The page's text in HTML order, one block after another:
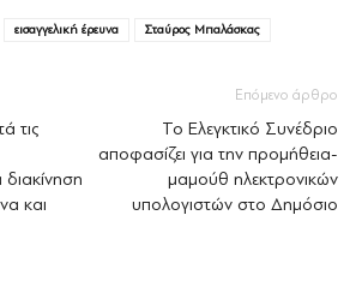
εισαγγελική έρευνα Σταύρος Μπαλάσκας
τις
και
Επόμενο άρθρο
Το Ελεγκτικό Συνέδριο
αποφασίζει για την προμήθεια-
μαμούθ ηλεκτρονικών
υπολογιστών στο Δημόσιο